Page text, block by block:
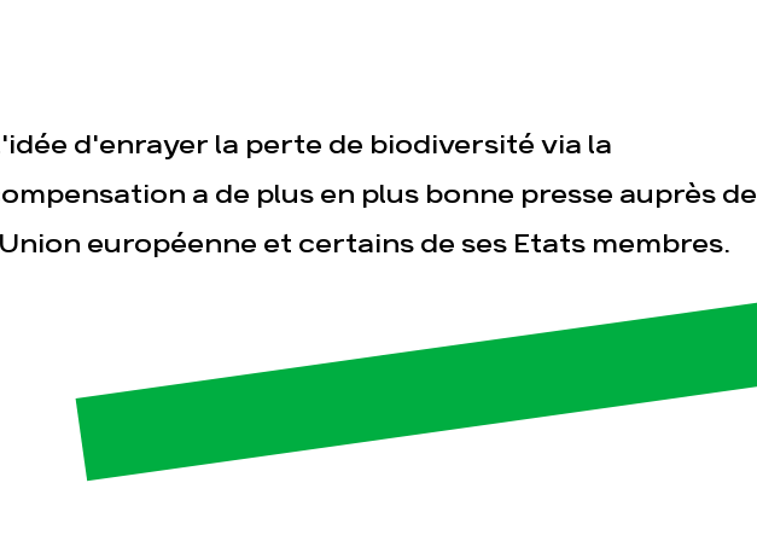
Publications Contact
d'enrayer la perte de biodiversité via la
a de plus en plus bonne presse auprès de
européenne et certains de ses Etats membres.